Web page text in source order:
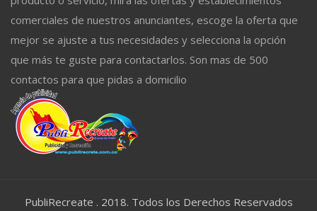
comerciales de nuestros anunciantes, escoge la oferta que
mejor se ajuste a tus necesidades y selecciona la opción
que más te guste para contactarlos. Son mas de 500
contactos para que pidas a domicilio
PubliRecreate . 2018. Todos los Derechos Reservados